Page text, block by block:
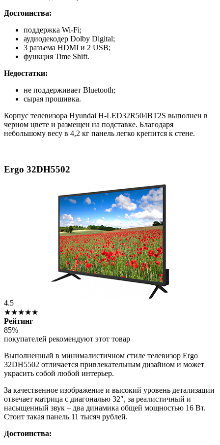
Достоинства:
поддержка Wi-Fi;
аудиодекодер Dolby Digital;
3 разъема HDMI и 2 USB;
функция Time Shift.
Недостатки:
не поддерживает Bluetooth;
сырая прошивка.
Корпус телевизора Hyundai H-LED32R504BT2S выполнен в
черном цвете и размещен на подставке. Благодаря
небольшому весу в 4,2 кг панель легко крепится к стене.
Ergo 32DH5502
4.5
★★★★★
Рейтинг
85%
покупателей рекомендуют этот товар
Выполненный в минималистичном стиле телевизор Ergo
32DH5502 отличается привлекательным дизайном и может
украсить собой любой интерьер.
За качественное изображение и высокий уровень детализации
отвечает матрица с диагональю 32″, за реалистичный и
насыщенный звук – два динамика общей мощностью 16 Вт.
Стоит такая панель 11 тысяч рублей.
Достоинства: